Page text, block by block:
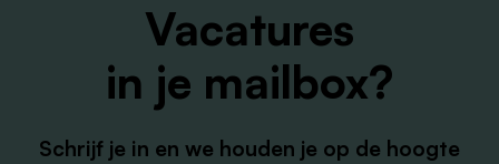
Vacatures
in je mailbox?
Schrijf je in en we houden je op de hoogte